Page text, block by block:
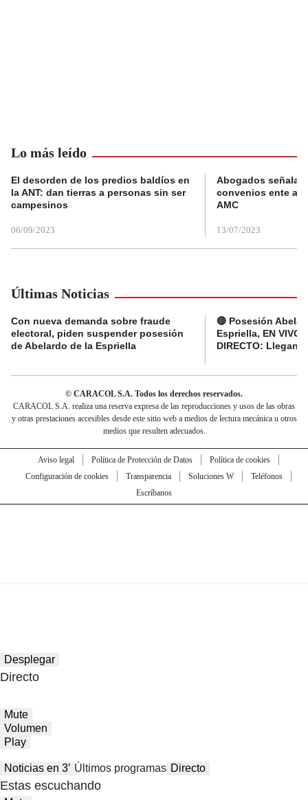
Lo más leído
El desorden de los predios baldíos en
la ANT: dan tierras a personas sin ser
campesinos
06/09/2023
Abogados
convenios ente
AMC
13/07/2023
Últimas Noticias
Con nueva demanda sobre fraude
electoral, piden suspender posesión
de Abelardo de la Espriella
🔴 Posesión
Espriella, EN VIVO
DIRECTO: Llegan
© CARACOL S.A. Todos los derechos reservados.
CARACOL S.A. realiza una reserva expresa de las reproducciones y usos de las obras
y otras prestaciones accesibles desde este sitio web a medios de lectura mecánica u otros
medios que resulten adecuados.
Aviso legal Política de Protección de Datos
Política de cookies
Configuración de cookies
Transparencia Soluciones W
Teléfonos
Escríbanos
Desplegar
Directo
Mute
Volumen
Play
Noticias en 3′ Últimos programas Directo
Estas escuchando